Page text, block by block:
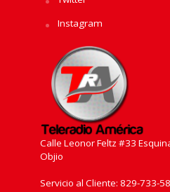
Instagram
Calle Leonor Feltz #33
Objio
Servicio al Cliente: 829-733-